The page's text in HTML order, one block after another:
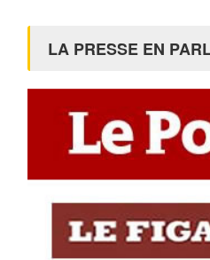
LA PRESSE EN